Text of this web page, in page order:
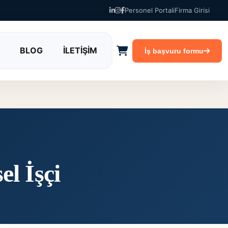
Personel PortaliFirma Girisi
BLOG İLETİŞİM İş başvuru formu
İşçi